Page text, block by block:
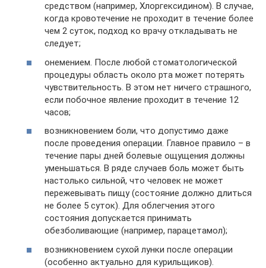
средством (например, Хлоргексидином). В случае,
когда кровотечение не проходит в течение более
чем 2 суток, подход ко врачу откладывать не
следует;
онемением. После любой стоматологической
процедуры область около рта может потерять
чувствительность. В этом нет ничего страшного,
если побочное явление проходит в течение 12
часов;
возникновением боли, что допустимо даже
после проведения операции. Главное правило – в
течение пары дней болевые ощущения должны
уменьшаться. В ряде случаев боль может быть
настолько сильной, что человек не может
пережевывать пищу (состояние должно длиться
не более 5 суток). Для облегчения этого
состояния допускается принимать
обезболивающие (например, парацетамол);
возникновением сухой лунки после операции
(особенно актуально для курильщиков).